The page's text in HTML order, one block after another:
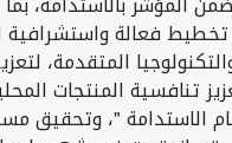
تخطيط فعالة
المتقدمة،
المنتجات
الاستدامة "، وتحقيق